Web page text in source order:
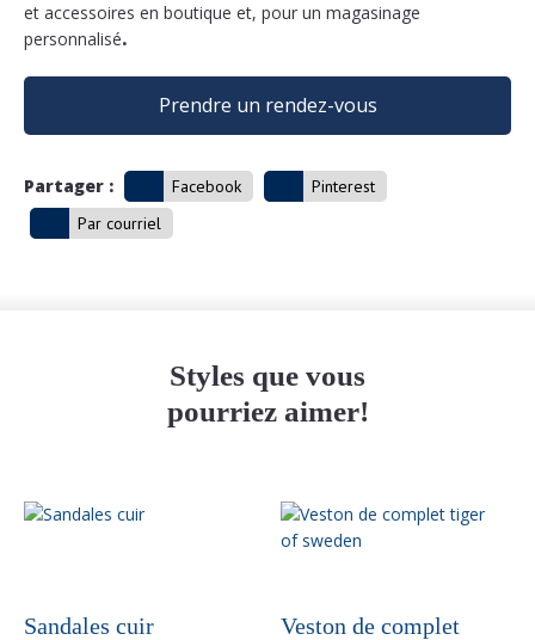
et accessoires en boutique et, pour un magasinage
personnalisé.
Prendre un rendez-vous
Partager : Facebook
Pinterest
Par courriel
Styles que vous
pourriez aimer!
Sandales cuir
Veston de complet
Ce
produit
variations.